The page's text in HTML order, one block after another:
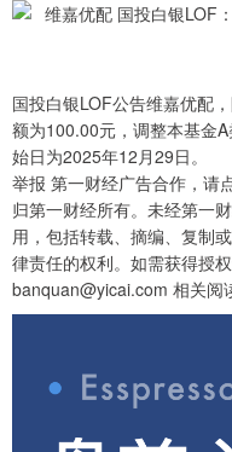
国投白银LOF公告维嘉优配
额为100.00元，调整本基金
始日为2025年12月29日。
举报 第一财经广告合作，请
归第一财经所有。未经第一
用，包括转载、摘编、复制
律责任的权利。如需获得授
banquan@yicai.com 相关阅